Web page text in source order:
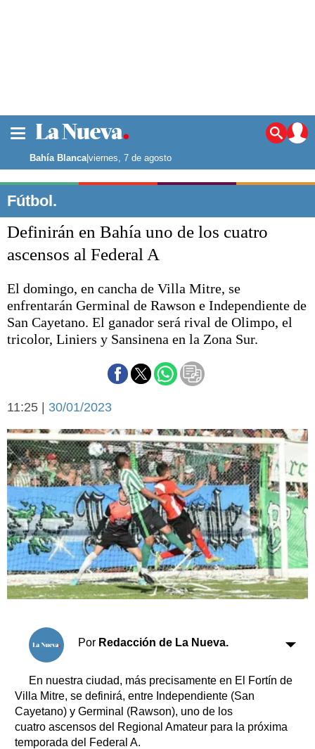
Noticias
La ciudad
Punta Alta
El mundo
Seguridad
Deportes
Escenario Olímpico
Liga del Sur
Básquetbol
Fútbol
Federal A
Aplausos
Con el campo
Espacio empresas
Sociedad y tiempo
Sociedad
Tecnología
Turismo
Salud
Es viral
El tiempo
Cartón Lleno
Clasificados
Horóscopo
Suplementos
Servicios
Farmacias
Transportes
Loterías
Bahía Blanca|viernes, 7 de agosto
Fútbol.
Definirán en Bahía uno de los cuatro
ascensos al Federal A
El domingo, en cancha de Villa Mitre, se
enfrentarán Germinal de Rawson e Independiente de
San Cayetano. El ganador será rival de Olimpo, el
tricolor, Liniers y Sansinena en la Zona Sur.
11:25 | 30/01/2023
Por Redacción de La Nueva.
En nuestra ciudad, más precisamente en El Fortín de
Villa Mitre, se definirá, entre Independiente (San
Cayetano) y Germinal (Rawson), uno de los
cuatro ascensos del Regional Amateur para la próxima
temporada del Federal A.